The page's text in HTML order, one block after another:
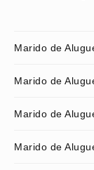
Marido de
Marido de
Marido de
Marido de